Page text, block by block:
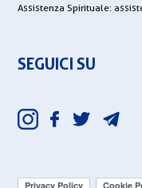
Assistenza Spirituale:
SEGUICI SU